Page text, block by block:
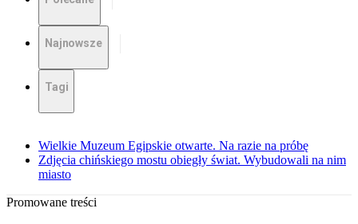
Najnowsze
Tagi
Wielkie Muzeum Egipskie otwarte. Na razie na próbę
Zdjęcia chińskiego mostu obiegły świat. Wybudowali na nim
miasto
Promowane treści